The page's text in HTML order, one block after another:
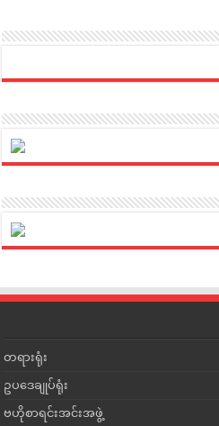
တရားရုံး
ဥပဒေချုပ်ရုံး
ဗဟိုစာရင်းအင်းအဖွဲ့